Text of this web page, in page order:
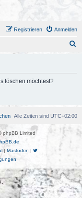
Anmelden
Registrieren
löschen möchtest?
Alle Zeiten sind UTC+02:00
phpBB Limited
| Mastodon |